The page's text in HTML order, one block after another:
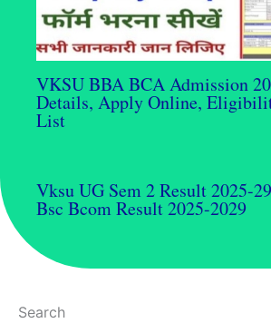
VKSU BBA BCA Admission
Details, Apply Online,
List
Vksu UG Sem 2 Result 2025-
Bsc Bcom Result 2025-2029
Search